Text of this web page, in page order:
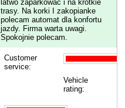
latwo zaparkowac i na krotkie
trasy. Na korki I zakopianke
polecam automat dla konfortu
jazdy. Firma warta uwagi.
Spokojnie polecam.
Customer
service:
Vehicle
rating: